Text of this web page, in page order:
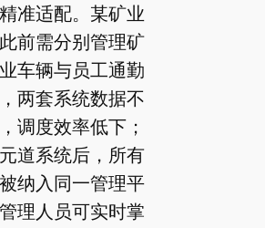
准适配。某矿业
前需分别管理矿
车辆与员工通勤
两套系统数据不
调度效率低下；
道系统后，所有
纳入同一管理平
理人员可实时掌